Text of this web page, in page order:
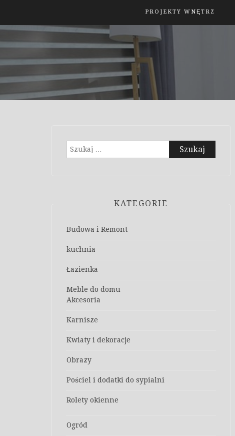
PROJEKTY WNĘTRZ
Szukaj:
KATEGORIE
Budowa i Remont
kuchnia
Łazienka
Meble do domu
Akcesoria
Karnisze
Kwiaty i dekoracje
Obrazy
Pościel i dodatki do sypialni
Rolety okienne
Ogród